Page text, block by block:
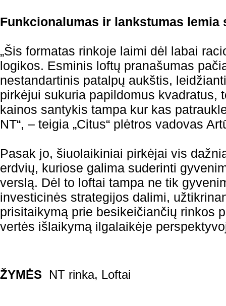
Funkcionalumas ir lankstumas lemia
„Šis formatas rinkoje laimi dėl labai
logikos. Esminis loftų pranašumas
nestandartinis patalpų aukštis,
pirkėjui sukuria papildomus kvadratus,
kainos santykis tampa kur kas
NT“, – teigia „Citus“ plėtros vadovas
Pasak jo, šiuolaikiniai pirkėjai vis
erdvių, kuriose galima suderinti
verslą. Dėl to loftai tampa ne tik
investicinės strategijos dalimi,
prisitaikymą prie besikeičiančių rinkos
vertės išlaikymą ilgalaikėje
ŽYMĖS NT rinka, Loftai